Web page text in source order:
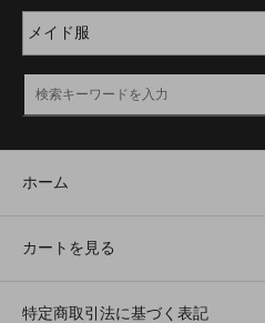
ホーム
カートを見る
特定商取引法に基づく表記